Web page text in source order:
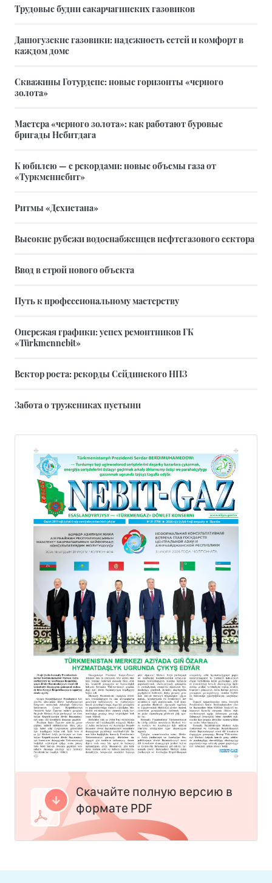
Трудовые будни сакарчагинских газовиков
Дашогузские газовики: надежность сетей и комфорт в
каждом доме
Скважины Готурдепе: новые горизонты «черного
золота»
Мастера «черного золота»: как работают буровые
бригады Небитдага
К юбилею — с рекордами: новые объемы газа от
«Туркменнебит»
Ритмы «Дехистана»
Высокие рубежи водоснабженцев нефтегазового сектора
Ввод в строй нового объекта
Путь к профессиональному мастерству
Опережая графики: успех ремонтников ГК
«Türkmennebit»
Вектор роста: рекорды Сейдинского НПЗ
Забота о тружениках пустыни
Скачайте полную версию в
формате PDF